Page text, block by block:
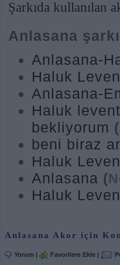
Şarkıda kullanılan
Anlasana
Anlasana-
Haluk
Anlasana-
Haluk
bekliyorum (
beni biraz
Haluk
Anlasana (
Haluk
Anlasana Akor için
Yorum | Favorilere Ekle |